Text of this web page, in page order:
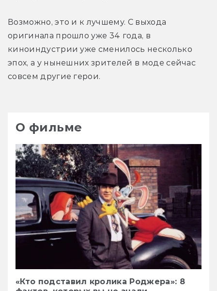
Возможно, это и к лучшему. С выхода
оригинала прошло уже 34 года, в
киноиндустрии уже сменилось несколько
эпох, а у нынешних зрителей в моде сейчас
совсем другие герои.
О фильме
«Кто подставил кролика Роджера»: 8